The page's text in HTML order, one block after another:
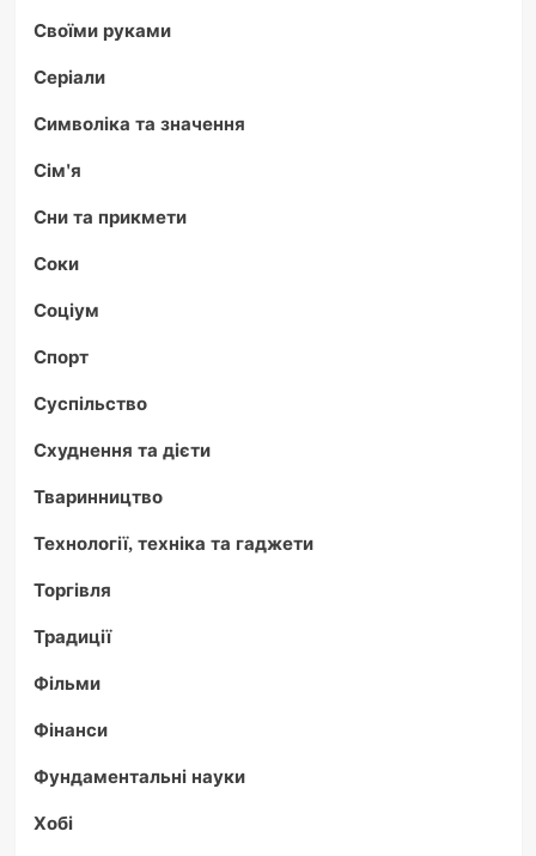
Своїми руками
Серіали
Символіка та значення
Сім'я
Сни та прикмети
Соки
Соціум
Спорт
Суспільство
Схуднення та дієти
Тваринництво
Технології, техніка та гаджети
Торгівля
Традиції
Фільми
Фінанси
Фундаментальні науки
Хобі